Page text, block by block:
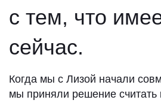
с тем, что
сейчас.
Когда мы с Лизой начали
мы приняли решение считать